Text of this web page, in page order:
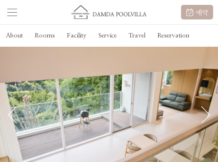
예약
About Rooms Facility Service Travel Reservation